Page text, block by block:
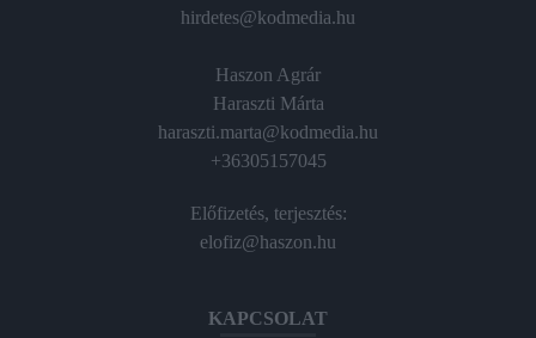
hirdetes@kodmedia.hu
Haszon Agrár
Haraszti Márta
haraszti.marta@kodmedia.hu
+36305157045
Előfizetés, terjesztés:
elofiz@haszon.hu
KAPCSOLAT